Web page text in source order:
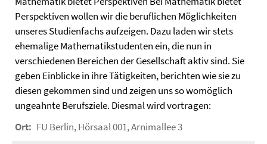
Perspektiven wollen wir die beruflichen Möglichkeiten
unseres Studienfachs aufzeigen. Dazu laden wir stets
ehemalige Mathematikstudenten ein, die nun in
verschiedenen Bereichen der Gesellschaft aktiv sind. Sie
geben Einblicke in ihre Tätigkeiten, berichten wie sie zu
diesen gekommen sind und zeigen uns so womöglich
ungeahnte Berufsziele. Diesmal wird vortragen:
Ort: FU Berlin, Hörsaal 001, Arnimallee 3